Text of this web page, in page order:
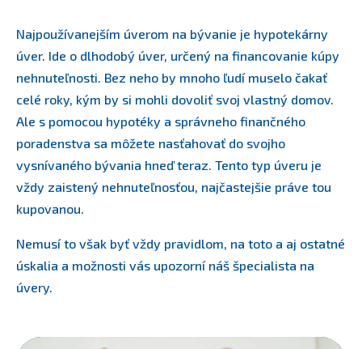
Najpoužívanejším úverom na bývanie je hypotekárny
úver. Ide o dlhodobý úver, určený na financovanie kúpy
nehnuteľnosti. Bez neho by mnoho ľudí muselo čakať
celé roky, kým by si mohli dovoliť svoj vlastný domov.
Ale s pomocou hypotéky a správneho finančného
poradenstva sa môžete nasťahovať do svojho
vysnívaného bývania hneď teraz. Tento typ úveru je
vždy zaistený nehnuteľnosťou, najčastejšie práve tou
kupovanou.
Nemusí to však byť vždy pravidlom, na toto a aj ostatné
úskalia a možnosti vás upozorní náš špecialista na
úvery.